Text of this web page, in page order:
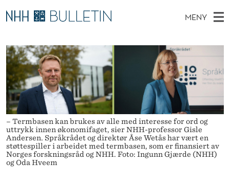
H
A
R
O
V
E
R
S
A
MENY
O
V
E
D
M
E
N
Y
Ø
K
I
N
E
T
T
T
E
E
T
Stipendiater og nye forskerprofiler
Disputaser
Ekspertutvalg
Om Bulletin
– Termbasen kan brukes av alle med interesse for ord og
uttrykk innen økonomifaget, sier NHH-professor Gisle
Andersen. Språkrådet og direktør Åse Wetås har vært en
støttespiller i arbeidet med termbasen, som er finansiert av
Norges forskningsråd og NHH. Foto: Ingunn Gjærde (NHH)
og Oda Hveem